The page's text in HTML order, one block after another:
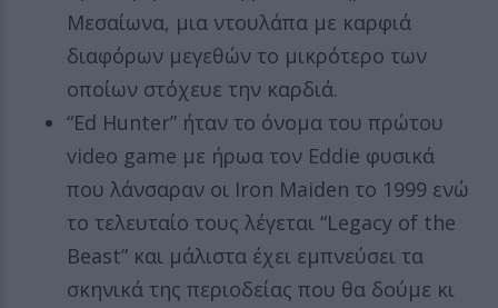
Μεσαίωνα, μια ντουλάπα με καρφιά
διαφόρων μεγεθών το μικρότερο των
οποίων στόχευε την καρδιά.
“Ed Hunter” ήταν το όνομα του πρώτου
video game με ήρωα τον Eddie φυσικά
που λάνσαραν οι Iron Maiden το 1999 ενώ
το τελευταίο τους λέγεται “Legacy of the
Beast” και μάλιστα έχει εμπνεύσει τα
σκηνικά της περιοδείας που θα δούμε κι